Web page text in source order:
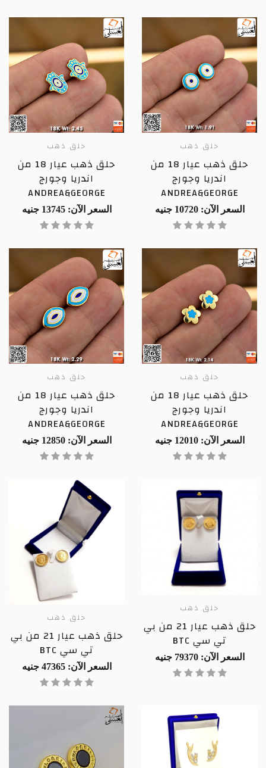
حلق ذهب
حلق ذهب عيار 18 من
اندريا وجورج
ANDREA&GEORGE
السعر الآن: 10720 جنيه
حلق ذهب
حلق ذهب عيار 18 من
اندريا وجورج
ANDREA&GEORGE
السعر الآن: 13745 جنيه
حلق ذهب
حلق ذهب عيار 18 من
اندريا وجورج
ANDREA&GEORGE
السعر الآن: 12010 جنيه
حلق ذهب
حلق ذهب عيار 18 من
اندريا وجورج
ANDREA&GEORGE
السعر الآن: 12850 جنيه
حلق ذهب
حلق ذهب عيار 21 من بي
تي سي BTC
السعر الآن: 79370 جنيه
حلق ذهب
حلق ذهب عيار 21 من بي
تي سي BTC
السعر الآن: 47365 جنيه